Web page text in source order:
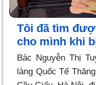
Tôi đã tìm
cho mình khi
Bác Nguyễn Thị
làng Quốc Tế